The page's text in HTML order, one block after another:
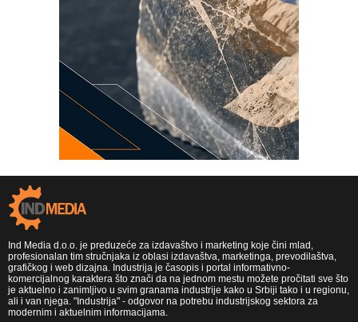
Ind Media d.o.o. je preduzeće za izdavaštvo i marketing koje čini mlad,
profesionalan tim stručnjaka iz oblasi izdavaštva, marketinga, prevodilaštva,
grafičkog i web dizajna. Industrija je časopis i portal informativno-
komercijalnog karaktera što znači da na jednom mestu možete pročitati sve što
je aktuelno i zanimljivo u svim granama industrije kako u Srbiji tako i u regionu,
ali i van njega. "Industrija" - odgovor na potrebu industrijskog sektora za
modernim i aktuelnim informacijama.